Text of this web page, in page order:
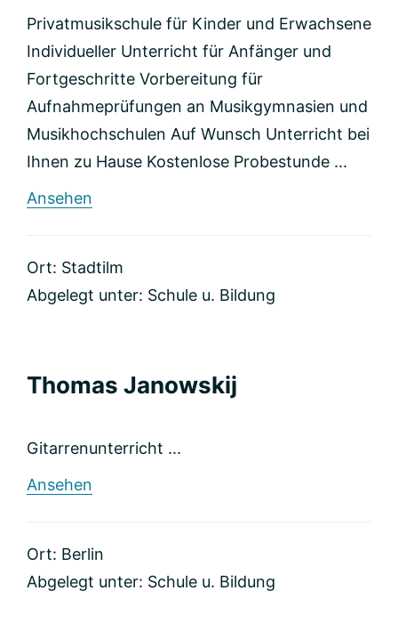
Privatmusikschule für Kinder und Erwachsene
Individueller Unterricht für Anfänger und
Fortgeschritte Vorbereitung für
Aufnahmeprüfungen an Musikgymnasien und
Musikhochschulen Auf Wunsch Unterricht bei
Ihnen zu Hause Kostenlose Probestunde ...
Ansehen
Ort: Stadtilm
Abgelegt unter: Schule u. Bildung
Thomas Janowskij
Gitarrenunterricht ...
Ansehen
Ort: Berlin
Abgelegt unter: Schule u. Bildung